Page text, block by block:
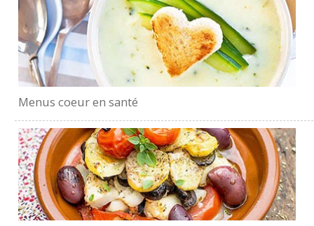
Menus coeur en santé